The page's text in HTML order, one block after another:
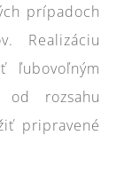
prípadoch
Realizáciu
ľubovoľným
od rozsahu
pripravené